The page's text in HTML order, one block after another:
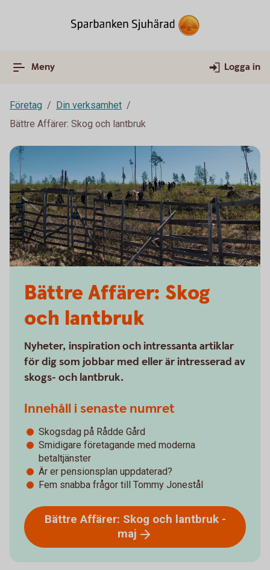
Meny Logga in
Företag
Din verksamhet
Bättre Affärer: Skog och lantbruk
Bättre Affärer: Skog
och lantbruk
Nyheter, inspiration och intressanta artiklar
för dig som jobbar med eller är intresserad av
skogs- och lantbruk.
Innehåll i senaste numret
Skogsdag på Rådde Gård
Smidigare företagande med moderna
betaltjänster
Är er pensionsplan uppdaterad?
Fem snabba frågor till Tommy Jonestål
Bättre Affärer: Skog och lantbruk -
maj